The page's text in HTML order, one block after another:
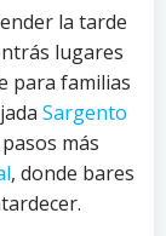
la tarde
lugares
para familias
Sargento
más
, donde bares